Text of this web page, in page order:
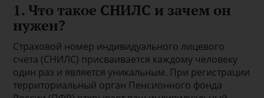
1. Что такое СНИЛС и зачем он
нужен?
Страховой номер индивидуального лицевого
счета (СНИЛС) присваивается каждому человеку
один раз и является уникальным. При регистрации
территориальный орган Пенсионного фонда